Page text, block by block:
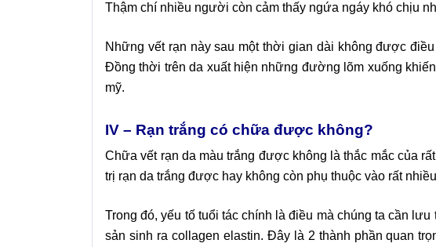
Thậm chí nhiều người còn cảm thấy ngứa ngáy khó chịu
Những vết rạn này sau một thời gian dài không được
Đồng thời trên da xuất hiện những đường lõm xuống
mỹ.
IV – Rạn trắng có chữa được không?
Chữa vết rạn da màu trắng được không là thắc mắc của
trị rạn da trắng được hay không còn phụ thuộc vào rất
Trong đó, yếu tố tuổi tác chính là điều mà chúng ta cần
sản sinh ra collagen elastin. Đây là 2 thành phần quan